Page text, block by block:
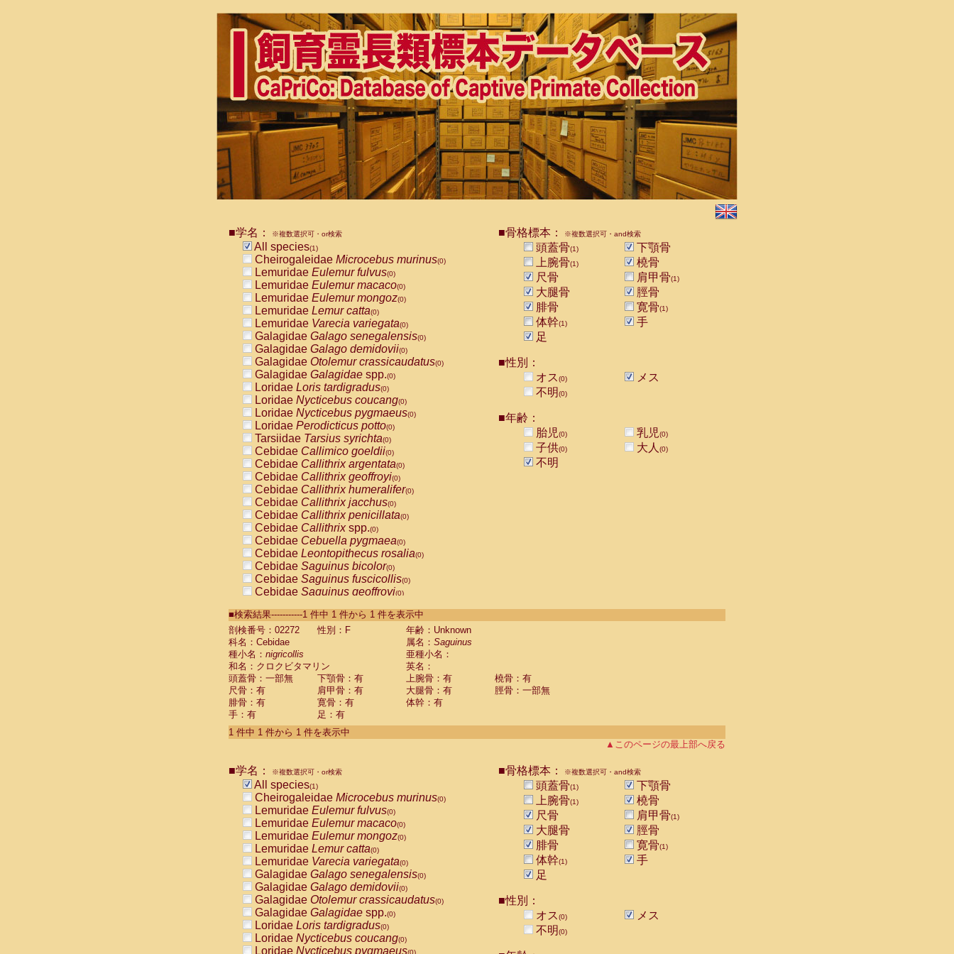
■学名： ※複数選択可・or検索
All species(1)
Cheirogaleidae Microcebus murinus(0)
Lemuridae Eulemur fulvus(0)
Lemuridae Eulemur macaco(0)
Lemuridae Eulemur mongoz(0)
Lemuridae Lemur catta(0)
Lemuridae Varecia variegata(0)
Galagidae Galago senegalensis(0)
Galagidae Galago demidovii(0)
Galagidae Otolemur crassicaudatus(0)
Galagidae Galagidae spp.(0)
Loridae Loris tardigradus(0)
Loridae Nycticebus coucang(0)
Loridae Nycticebus pygmaeus(0)
Loridae Perodicticus potto(0)
Tarsiidae Tarsius syrichta(0)
Cebidae Callimico goeldii(0)
Cebidae Callithrix argentata(0)
Cebidae Callithrix geoffroyi(0)
Cebidae Callithrix humeralifer(0)
Cebidae Callithrix jacchus(0)
Cebidae Callithrix penicillata(0)
Cebidae Callithrixspp.(0)
Cebidae Cebuella pygmaea(0)
Cebidae Leontopithecus rosalia(0)
Cebidae Saguinus bicolor(0)
Cebidae Saguinus fuscicollis(0)
Cebidae Saguinus geoffroyi(0)
CebidaeSaguinus labiatus(0)
Cebidae Saguinus leucopus (0)
Cebidae
CebidaeSaguinus mystax
CebidaeSaguinus nigricollis (1)
Cebidae Saguinus oedipus
Cebidae Saguinus weddelli
Cebidae Saguinusspp.
Cebidae Aotus trivirgatus
Cebidae Cebus albifrons
CebidaeCebus nigrivittatus
CebidaeCebus
CebidaeSaimiri boliviensis(0)
CebidaeSaimiri sciureus(0)
AtelidaeAlouatta caraya(0)
AtelidaeAlouatta fusca(0)
AtelidaeAlouatta seniculus
AtelidaeAlouattaspp.(0)
AtelidaeAteles belzebuth(0)
AtelidaeAteles geoffroyi(0)
AtelidaeAteles paniscus(0)
AtelidaeAtelesspp.(0)
Atelidae Lagothrix lagothricha
AtelidaeLagothrix lagothricha cana
PitheciidaeCacajao calvus rubicundus
■骨格標本： ※複数選択可・and検索
頭蓋骨(1)
下顎骨
上腕骨(1)
橈骨
尺骨
肩甲骨(1)
大腿骨
脛骨
腓骨
寛骨(1)
体幹(1)
手
足
■性別：
オス(0)
メス
不明(0)
■年齢：
胎児(0) 乳児(0)
子供(0) 大人 (0)
不明
■検索結果-----------1 件中 1 件から 1 件を表示中
剖検番号：02272
性別：F
年齢：Unknown
科名：Cebidae
属名： Saguinus
種小名： nigricollis
亜種小名：
和名：クロクビタマリン
英名：
頭蓋骨：一部無
下顎骨：有 上腕骨：有
橈骨：有
尺骨：有
肩甲骨：有 大腿骨：有
脛骨：一部無
腓骨：有
寛骨：有
体幹：有
手：有
足：有
1 件中 1 件から 1 件を表示中
▲このページの最上部へ戻る
■学名： ※複数選択可・or検索
All species(1)
Cheirogaleidae Microcebus murinus(0)
Lemuridae Eulemur fulvus(0)
Lemuridae Eulemur macaco(0)
Lemuridae Eulemur mongoz(0)
Lemuridae Lemur catta(0)
Lemuridae Varecia variegata(0)
Galagidae Galago senegalensis(0)
Galagidae Galago demidovii(0)
Galagidae Otolemur crassicaudatus(0)
Galagidae Galagidae spp.(0)
Loridae Loris tardigradus(0)
Loridae Nycticebus coucang(0)
Loridae Nycticebus pygmaeus(0)
■骨格標本： ※複数選択可・and検索
頭蓋骨(1)
下顎骨
上腕骨(1)
橈骨
尺骨
肩甲骨(1)
大腿骨
脛骨
腓骨
寛骨(1)
体幹(1)
手
足
■性別：
オス(0)
メス
不明(0)